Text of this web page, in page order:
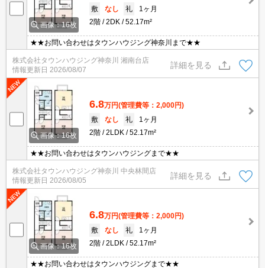
画像：16枚
敷
なし 礼
1ヶ月
2階
2DK 52.17m²
★★お問い合わせはタウンハウジング神奈川まで★★
株式会社タウンハウジング神奈川 湘南台店
情報更新日 2026/08/07
詳細を見る
画像：16枚
6.8万円(管理費等：2,000円)
敷
なし 礼
1ヶ月
2階
2LDK 52.17m²
★★お問い合わせはタウンハウジングまで★★
株式会社タウンハウジング神奈川 中央林間店
情報更新日 2026/08/05
詳細を見る
画像：16枚
6.8万円(管理費等：2,000円)
敷
なし 礼
1ヶ月
2階
2LDK 52.17m²
★★お問い合わせはタウンハウジングまで★★